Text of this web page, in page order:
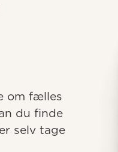
om fælles
du finde
selv tage